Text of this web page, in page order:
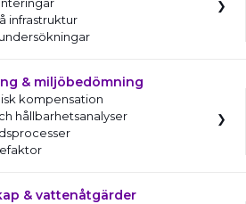
infrastruktur
& miljöbedömning
kompensation
hållbarhetsanalyser
& vattenåtgärder